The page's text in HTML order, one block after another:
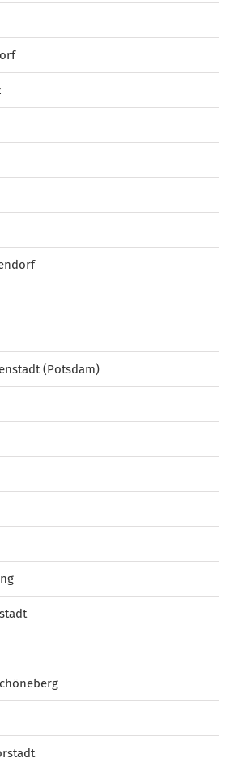
(Potsdam)